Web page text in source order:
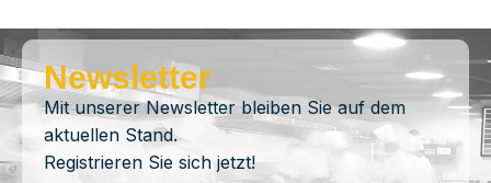
Newsletter
Mit unserer Newsletter bleiben Sie auf dem
aktuellen Stand.
Registrieren Sie sich jetzt!